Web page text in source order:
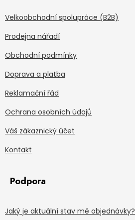
Velkoobchodní spolupráce (B2B)
Prodejna nářadí
Obchodní podmínky
Doprava a platba
Reklamační řád
Ochrana osobních údajů
Váš zákaznický účet
Kontakt
Podpora
Jaký je aktuální stav mé objednávky?